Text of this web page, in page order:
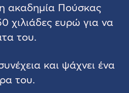
ακαδημία Πούσκας
χιλιάδες ευρώ για να
του.
και ψάχνει ένα
του.